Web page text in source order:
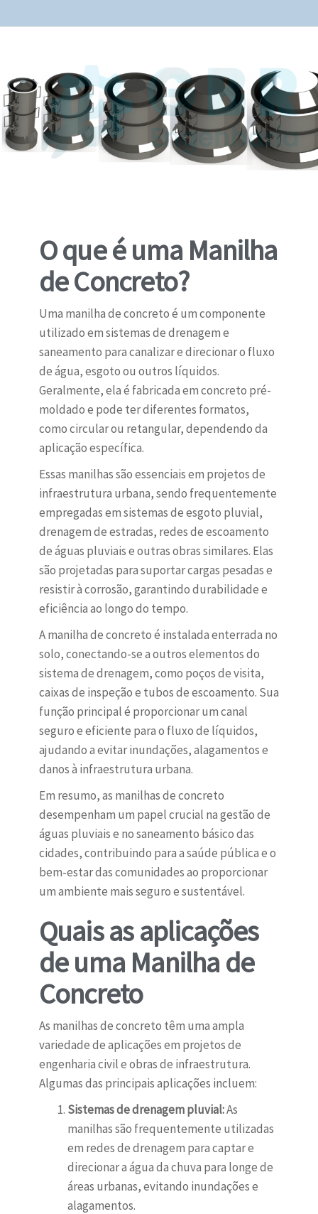
O que é uma Manilha
de Concreto?
Uma manilha de concreto é um componente
utilizado em sistemas de drenagem e
saneamento para canalizar e direcionar o fluxo
de água, esgoto ou outros líquidos.
Geralmente, ela é fabricada em concreto pré-
moldado e pode ter diferentes formatos,
como circular ou retangular, dependendo da
aplicação específica.
Essas manilhas são essenciais em projetos de
infraestrutura urbana, sendo frequentemente
empregadas em sistemas de esgoto pluvial,
drenagem de estradas, redes de escoamento
de águas pluviais e outras obras similares. Elas
são projetadas para suportar cargas pesadas e
resistir à corrosão, garantindo durabilidade e
eficiência ao longo do tempo.
A manilha de concreto é instalada enterrada no
solo, conectando-se a outros elementos do
sistema de drenagem, como poços de visita,
caixas de inspeção e tubos de escoamento. Sua
função principal é proporcionar um canal
seguro e eficiente para o fluxo de líquidos,
ajudando a evitar inundações, alagamentos e
danos à infraestrutura urbana.
Em resumo, as manilhas de concreto
desempenham um papel crucial na gestão de
águas pluviais e no saneamento básico das
cidades, contribuindo para a saúde pública e o
bem-estar das comunidades ao proporcionar
um ambiente mais seguro e sustentável.
Quais as aplicações
de uma Manilha de
Concreto
As manilhas de concreto têm uma ampla
variedade de aplicações em projetos de
engenharia civil e obras de infraestrutura.
Algumas das principais aplicações incluem:
Sistemas de drenagem pluvial:As
manilhas são frequentemente utilizadas
em redes de drenagem para captar e
direcionar a água da chuva para longe de
áreas urbanas, evitando inundações e
alagamentos.